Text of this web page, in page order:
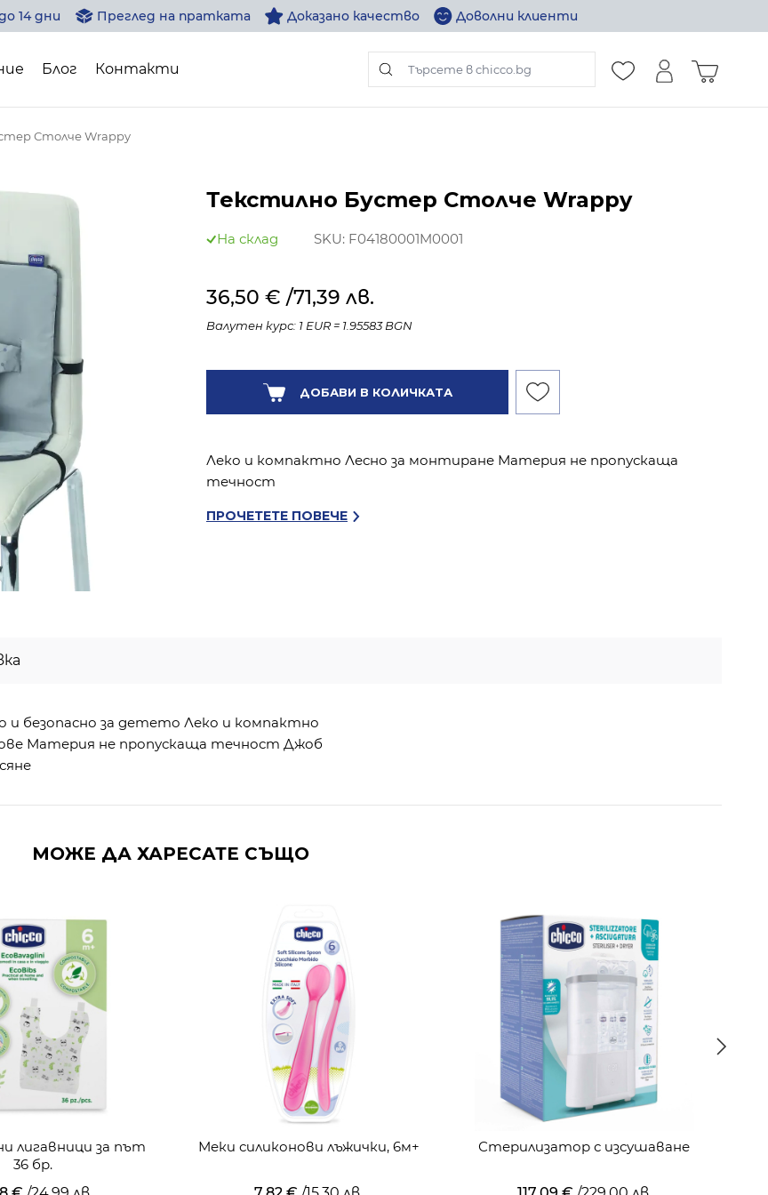
14 дни Преглед на пратката Доказано качество Доволни клиенти
Блог Контакти
Търсене в целия магазин... Количка
Столче Wrappy
Текстилно Бустер Столче Wrappy
На склад SKU: F04180001M0001
36,50 € /71,39 лв.
Валутен курс: 1 EUR = 1.95583 BGN
Количество:
ДОБАВИ В КОЛИЧКАТА
Леко и компактно Лесно за монтиране Материя не пропускаща
течност
ПРОЧЕТЕТЕ ПОВЕЧЕ
и безопасно за детето Леко и компактно
Материя не пропускаща течност Джоб
МОЖЕ ДА ХАРЕСАТЕ СЪЩО
лигавници за път
36 бр.
Меки силиконови лъжички, 6м+ Стерилизатор с изсушаване